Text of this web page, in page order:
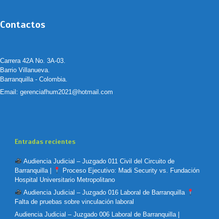
Contactos
Carrera 42A No. 3A-03.
Barrio Villanueva.
Barranquilla - Colombia.
Email: gerenciafhum2021@hotmail.com
Entradas recientes
Audiencia Judicial – Juzgado 011 Civil del Circuito de
Barranquilla |
Proceso Ejecutivo: Madi Security vs. Fundación
Hospital Universitario Metropolitano
Audiencia Judicial – Juzgado 016 Laboral de Barranquilla
Falta de pruebas sobre vinculación laboral
Audiencia Judicial – Juzgado 006 Laboral de Barranquilla |